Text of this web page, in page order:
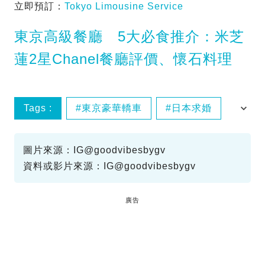
立即預訂： Tokyo Limousine Service
東京高級餐廳 5大必食推介：米芝
蓮2星Chanel餐廳評價、懷石料理
Tags : 東京豪華轎車 日本求婚
圖片來源：IG@goodvibesbygv
資料或影片來源：IG@goodvibesbygv
廣告